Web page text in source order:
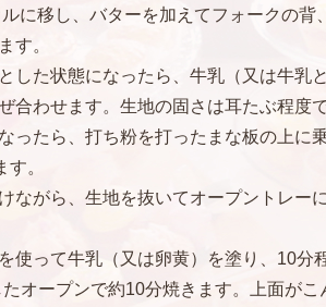
ルに移し、バターを加えてフォークの背
す。
した状態になったら、牛乳（又は牛乳
合わせます。生地の固さは耳たぶ程度で
ったら、打ち粉を打ったまな板の上に
。
ながら、生地を抜いてオープントレー
使って牛乳（又は卵黄）を塗り、10分
オープンで約10分焼きます。上面がこ